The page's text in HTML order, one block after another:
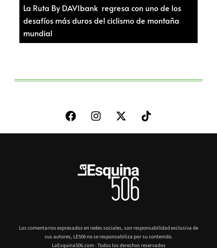
La Ruta By DAVIbank regresa con uno de los
desafíos más duros del ciclismo de montaña
mundial
Los comentarios expresados en redes sociales, son responsabilidad exclusiva de
sus autores, LE506 no se responsabiliza por su contenido.
LaEsquina506.com - Todos los derechos reservados